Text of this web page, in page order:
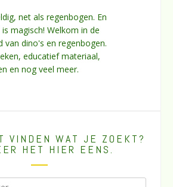
net als regenbogen. En
magisch! Welkom in de
van dino's en regenbogen.
educatief materiaal,
en nog veel meer.
VINDEN WAT JE ZOEKT?
HET HIER EENS.